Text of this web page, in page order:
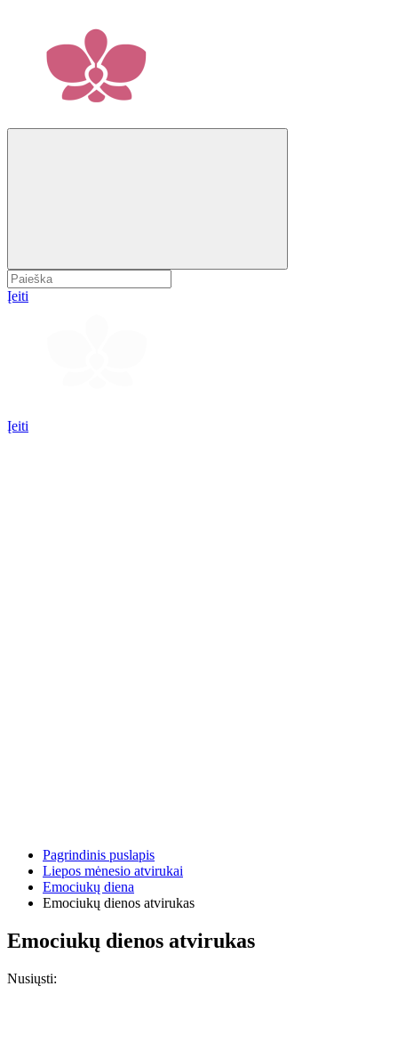
Įeiti
Įeiti
Pagrindinis puslapis
Liepos mėnesio atvirukai
Emociukų diena
Emociukų dienos atvirukas
Emociukų dienos atvirukas
Nusiųsti: